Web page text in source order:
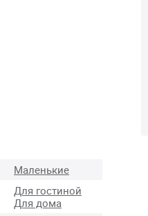
Маленькие
Для гостиной
Для дома